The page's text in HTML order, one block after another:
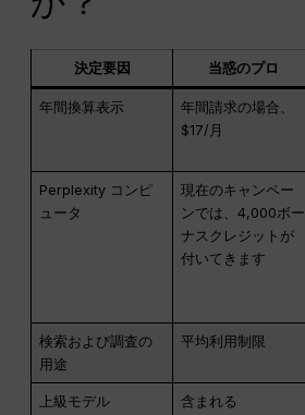
決定要因 当惑のプロ
年間換算表示
年間請求の場合、
$17/月
Perplexity コンピ
ュータ
現在のキャンペー
ンでは、4,000ボー
ナスクレジットが
付いてきます
検索および調査の
用途
平均利用制限
上級モデル 含まれる